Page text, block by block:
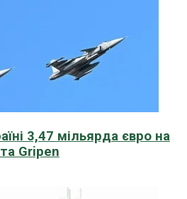
3,47 мільярда євро на
Gripen